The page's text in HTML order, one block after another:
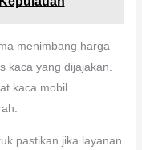
menimbang harga
kaca yang dijajakan.
kaca mobil
pastikan jika layanan